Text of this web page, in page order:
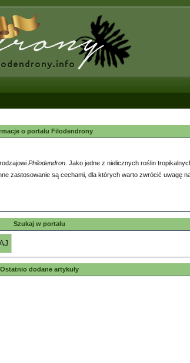
o portalu Filodendrony
Philodendron . Jako jedne z nielicznych roślin
zastosowanie są cechami, dla których warto zwrócić uwagę
Szukaj w portalu
Ostatnio dodane artykuły